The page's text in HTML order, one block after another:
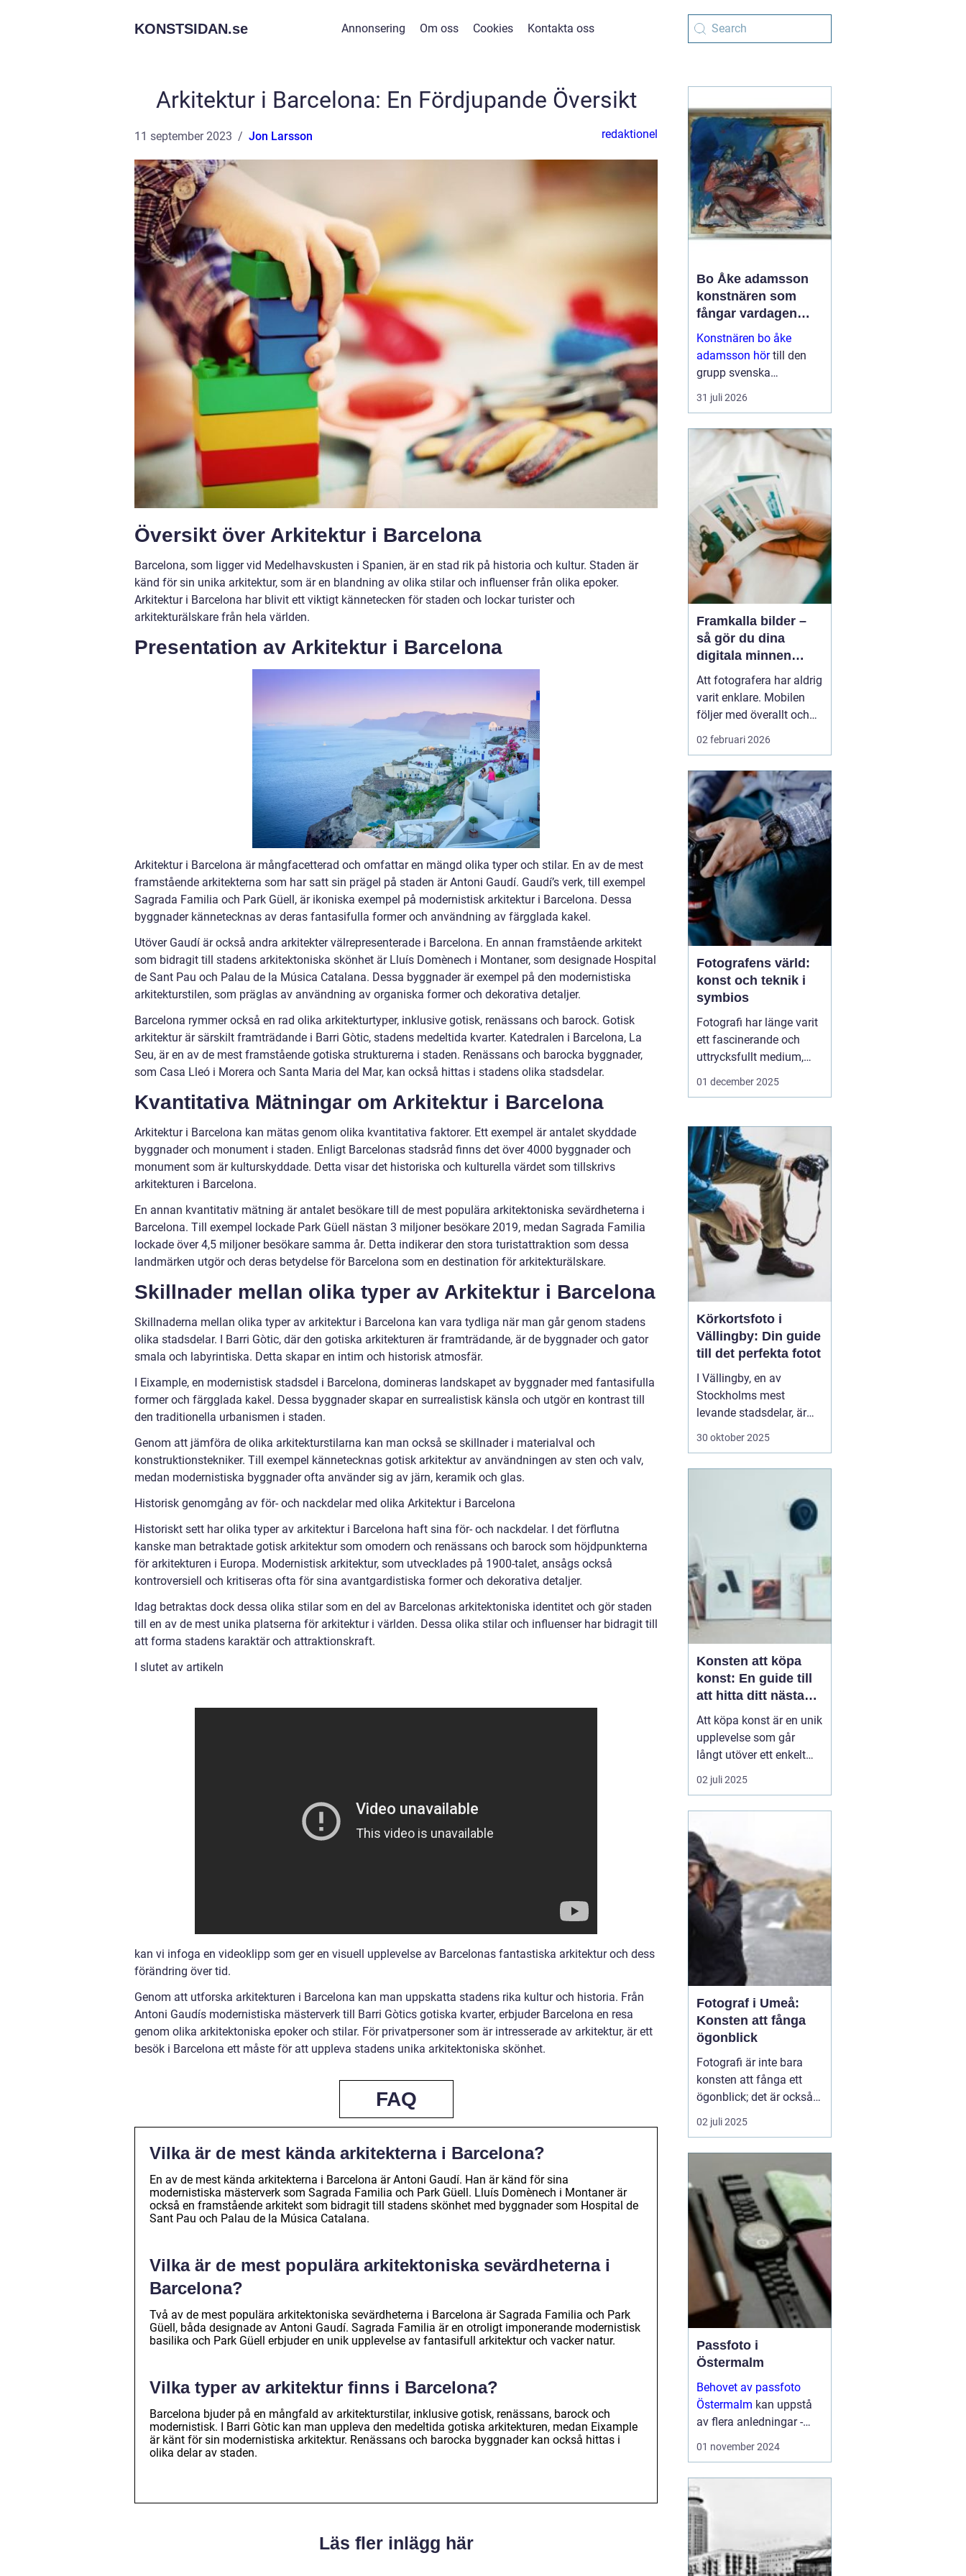
KONSTSIDAN.se Annonsering Om oss Cookies Kontakta oss
Arkitektur i Barcelona: En Fördjupande Översikt
11 september 2023 Jon Larsson redaktionel
Översikt över Arkitektur i Barcelona
Barcelona, som ligger vid Medelhavskusten i Spanien, är en stad rik på historia och kultur. Staden är
känd för sin unika arkitektur, som är en blandning av olika stilar och influenser från olika epoker.
Arkitektur i Barcelona har blivit ett viktigt kännetecken för staden och lockar turister och
arkitekturälskare från hela världen.
Presentation av Arkitektur i Barcelona
Arkitektur i Barcelona är mångfacetterad och omfattar en mängd olika typer och stilar. En av de mest
framstående arkitekterna som har satt sin prägel på staden är Antoni Gaudí. Gaudí’s verk, till exempel
Sagrada Familia och Park Güell, är ikoniska exempel på modernistisk arkitektur i Barcelona. Dessa
byggnader kännetecknas av deras fantasifulla former och användning av färgglada kakel.
Utöver Gaudí är också andra arkitekter välrepresenterade i Barcelona. En annan framstående arkitekt
som bidragit till stadens arkitektoniska skönhet är Lluís Domènech i Montaner, som designade Hospital
de Sant Pau och Palau de la Música Catalana. Dessa byggnader är exempel på den modernistiska
arkitekturstilen, som präglas av användning av organiska former och dekorativa detaljer.
Barcelona rymmer också en rad olika arkitekturtyper, inklusive gotisk, renässans och barock. Gotisk
arkitektur är särskilt framträdande i Barri Gòtic, stadens medeltida kvarter. Katedralen i Barcelona, La
Seu, är en av de mest framstående gotiska strukturerna i staden. Renässans och barocka byggnader,
som Casa Lleó i Morera och Santa Maria del Mar, kan också hittas i stadens olika stadsdelar.
Kvantitativa Mätningar om Arkitektur i Barcelona
Arkitektur i Barcelona kan mätas genom olika kvantitativa faktorer. Ett exempel är antalet skyddade
byggnader och monument i staden. Enligt Barcelonas stadsråd finns det över 4000 byggnader och
monument som är kulturskyddade. Detta visar det historiska och kulturella värdet som tillskrivs
arkitekturen i Barcelona.
En annan kvantitativ mätning är antalet besökare till de mest populära arkitektoniska sevärdheterna i
Barcelona. Till exempel lockade Park Güell nästan 3 miljoner besökare 2019, medan Sagrada Familia
lockade över 4,5 miljoner besökare samma år. Detta indikerar den stora turistattraktion som dessa
landmärken utgör och deras betydelse för Barcelona som en destination för arkitekturälskare.
Skillnader mellan olika typer av Arkitektur i Barcelona
Skillnaderna mellan olika typer av arkitektur i Barcelona kan vara tydliga när man går genom stadens
olika stadsdelar. I Barri Gòtic, där den gotiska arkitekturen är framträdande, är de byggnader och gator
smala och labyrintiska. Detta skapar en intim och historisk atmosfär.
I Eixample, en modernistisk stadsdel i Barcelona, domineras landskapet av byggnader med fantasifulla
former och färgglada kakel. Dessa byggnader skapar en surrealistisk känsla och utgör en kontrast till
den traditionella urbanismen i staden.
Genom att jämföra de olika arkitekturstilarna kan man också se skillnader i materialval och
konstruktionstekniker. Till exempel kännetecknas gotisk arkitektur av användningen av sten och valv,
medan modernistiska byggnader ofta använder sig av järn, keramik och glas.
Historisk genomgång av för- och nackdelar med olika Arkitektur i Barcelona
Historiskt sett har olika typer av arkitektur i Barcelona haft sina för- och nackdelar. I det förflutna
kanske man betraktade gotisk arkitektur som omodern och renässans och barock som höjdpunkterna
för arkitekturen i Europa. Modernistisk arkitektur, som utvecklades på 1900-talet, ansågs också
kontroversiell och kritiseras ofta för sina avantgardistiska former och dekorativa detaljer.
Idag betraktas dock dessa olika stilar som en del av Barcelonas arkitektoniska identitet och gör staden
till en av de mest unika platserna för arkitektur i världen. Dessa olika stilar och influenser har bidragit till
att forma stadens karaktär och attraktionskraft.
I slutet av artikeln
kan vi infoga en videoklipp som ger en visuell upplevelse av Barcelonas fantastiska arkitektur och dess
förändring över tid.
Genom att utforska arkitekturen i Barcelona kan man uppskatta stadens rika kultur och historia. Från
Antoni Gaudís modernistiska mästerverk till Barri Gòtics gotiska kvarter, erbjuder Barcelona en resa
genom olika arkitektoniska epoker och stilar. För privatpersoner som är intresserade av arkitektur, är ett
besök i Barcelona ett måste för att uppleva stadens unika arkitektoniska skönhet.
FAQ
Vilka är de mest kända arkitekterna i Barcelona?
En av de mest kända arkitekterna i Barcelona är Antoni Gaudí. Han är känd för sina
modernistiska mästerverk som Sagrada Familia och Park Güell. Lluís Domènech i Montaner är
också en framstående arkitekt som bidragit till stadens skönhet med byggnader som Hospital de
Sant Pau och Palau de la Música Catalana.
Vilka är de mest populära arkitektoniska sevärdheterna i
Barcelona?
Två av de mest populära arkitektoniska sevärdheterna i Barcelona är Sagrada Familia och Park
Güell, båda designade av Antoni Gaudí. Sagrada Familia är en otroligt imponerande modernistisk
basilika och Park Güell erbjuder en unik upplevelse av fantasifull arkitektur och vacker natur.
Vilka typer av arkitektur finns i Barcelona?
Barcelona bjuder på en mångfald av arkitekturstilar, inklusive gotisk, renässans, barock och
modernistisk. I Barri Gòtic kan man uppleva den medeltida gotiska arkitekturen, medan Eixample
är känt för sin modernistiska arkitektur. Renässans och barocka byggnader kan också hittas i
olika delar av staden.
Läs fler inlägg här
Bo Åke adamsson
konstnären som
fångar vardagen
med eftertanke
Konstnären bo åke
adamsson hörtill den
grupp svenska
bildskapare som i
tysthet byggt upp en
dyker ofta upp i
samlaren söker något
mer än ett dekorativt
motiv en känsla ...
31 juli 2026
Framkalla bilder –
så gör du dina
digitala minnen
levande
Att fotografera har aldrig
varit enklare. Mobilen
följer med överallt och
bildflödet svämmar över.
stannar i telefonen eller i
molnet? När man väljer
att framkalla bilder ...
02 februari 2026
Fotografens värld:
konst och teknik i
symbios
Fotografi har länge varit
ett fascinerande och
uttrycksfullt medium,
med förmågan att fånga
denna konstform finns
fotografen, den kreativa
individen som använder
ljus och...
01 december 2025
Körkortsfoto i
Vällingby: Din guide
till det perfekta fotot
I Vällingby, en av
Stockholms mest
levande stadsdelar, är
det viktigt för många att
bara en identifikation;
det är en frihetens och
30 oktober 2025
Konsten att köpa
konst: En guide till
att hitta ditt nästa
mästerverk
Att köpa konst är en unik
upplevelse som går
långt utöver ett enkelt
köpbeslut. Det handlar
om att sätta en personlig
konstnärers arbete, och
inte minst om a...
02 juli 2025
Fotograf i Umeå:
Konsten att fånga
ögonblick
Fotografi är inte bara
konsten att fånga ett
ögonblick; det är också
berättelsen som vi sakta
men säkert låter
stad i norra Sverige,
bidrar fotografer till...
02 juli 2025
Passfoto i
Östermalm
Behovet av passfoto
Östermalm kan uppstå
av flera anledningar -
vare sig det handlar om
kanske byta ut sitt k&...
01 november 2024